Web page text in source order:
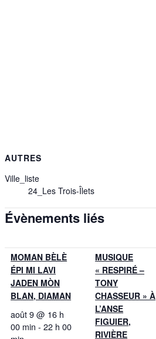
AUTRES
Ville_liste
24_Les Trois-Îlets
Évènements liés
MOMAN BÈLÈ
ÉPI MI LAVI
JADEN MÒN
BLAN, DIAMAN
août 9 @ 16 h
00 min -22 h 00
MUSIQUE
« RESPIRÉ –
TONY
CHASSEUR » À
L’ANSE
FIGUIER,
RIVIÈRE